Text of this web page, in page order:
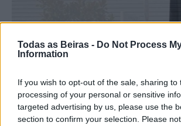
Todas as Beiras - Do Not Process
Information
If you wish to opt-out of the sale, sharing to
processing of your personal or sensitive
targeted advertising by us, please use the
section to confirm your selection. Please